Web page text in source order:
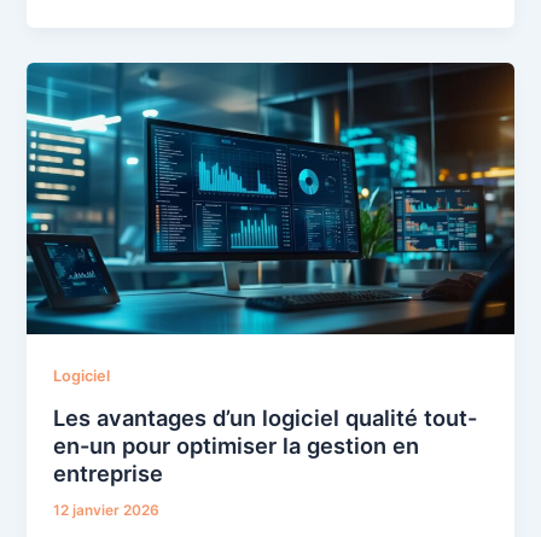
Logiciel
Les avantages d’un logiciel qualité tout-
en-un pour optimiser la gestion en
entreprise
12 janvier 2026